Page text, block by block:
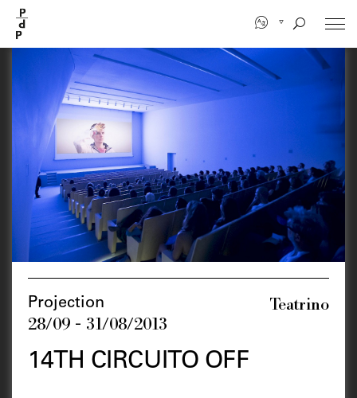
contenu
principal
Projection
28/09 - 31/08/2013
Teatrino
14TH CIRCUITO OFF